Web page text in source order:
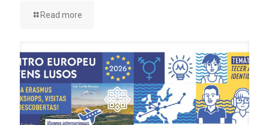
Read more